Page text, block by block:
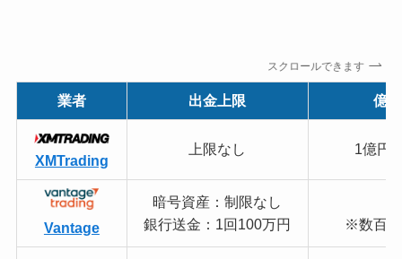
スクロールできます
業者 出金上限 億
XMTrading
上限なし 1億円
Vantage
暗号資産：制限なし
銀行送金：1回100万円
※数百